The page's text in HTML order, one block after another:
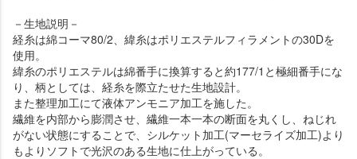
－生地説明－
経糸は綿コーマ80/2、緯糸はポリエステルフィラメントの30Dを
使用。
緯糸のポリエステルは綿番手に換算すると約177/1と極細番手にな
り、柄としては、経糸を際立たせた生地設計。
また整理加工にて液体アンモニア加工を施した。
繊維を内部から膨潤させ、繊維一本一本の断面を丸くし、ねじれ
がない状態にすることで、シルケット加工(マーセライズ加工)より
もよりソフトで光沢のある生地に仕上がっている。